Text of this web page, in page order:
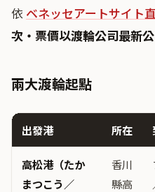
依 ベネッセアートサイト
次・票價以渡輪公司最新
兩大渡輪起點
出發港 所在
高松港（たか
まつこう／
香川
縣高